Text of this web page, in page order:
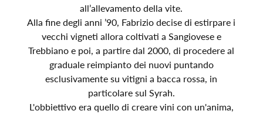
all’allevamento della vite.
Alla fine degli anni ’90, Fabrizio decise di estirpare i
vecchi vigneti allora coltivati a Sangiovese e
Trebbiano e poi, a partire dal 2000, di procedere al
graduale reimpianto dei nuovi puntando
esclusivamente su vitigni a bacca rossa, in
particolare sul Syrah.
L'obbiettivo era quello di creare vini con un'anima,